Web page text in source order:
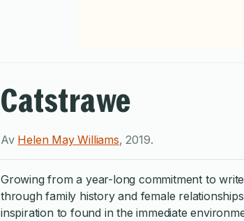
Catstrawe
Av Helen May Williams,2019.
Growing from a year-long commitment to
through family history and female
inspiration to found in the immediate